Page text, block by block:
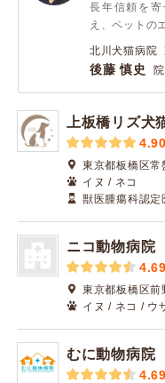
長年信頼を
え、ペットの
北川犬猫病院
後藤 慎史
上板橋リズ犬
4.90
東京都板橋区
イヌ / ネコ
獣医腫瘍科認定
ニコ動物病院
4.69
東京都板橋区
イヌ / ネコ / ウ
むに動物病院
4.69